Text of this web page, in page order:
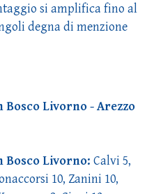
si amplifica fino al
degna di menzione
Bosco Livorno - Arezzo
Bosco Livorno: Calvi 5,
10, Zanini 10,